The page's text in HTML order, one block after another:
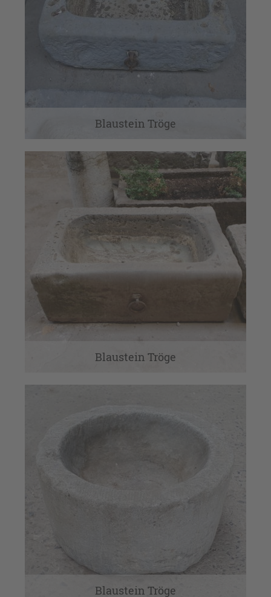
Blaustein Tröge
Blaustein Tröge
Blaustein Tröge